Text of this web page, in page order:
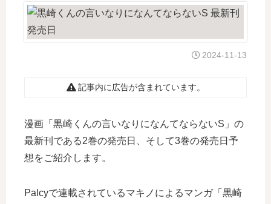
2024-11-13
記事内に広告が含まれています。
漫画「黒崎くんの言いなりになんてならないS」の
最新刊である2巻の発売日、そして3巻の発売日予
想をご紹介します。
Palcyで連載されているマキノによるマンガ「黒崎